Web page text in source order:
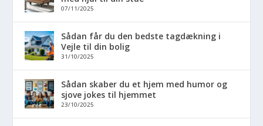
07/11/2025
Sådan får du den bedste tagdækning i
Vejle til din bolig
31/10/2025
Sådan skaber du et hjem med humor og
sjove jokes til hjemmet
23/10/2025